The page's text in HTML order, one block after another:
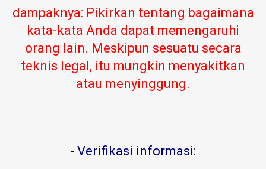
dampaknya: Pikirkan tentang bagaimana
kata-kata Anda dapat memengaruhi
orang lain. Meskipun sesuatu secara
teknis legal, itu mungkin menyakitkan
atau menyinggung.
- Verifikasi informasi: